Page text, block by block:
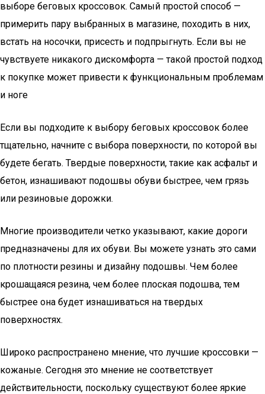
выборе беговых кроссовок. Самый простой способ —
примерить пару выбранных в магазине, походить в них,
встать на носочки, присесть и подпрыгнуть. Если вы не
чувствуете никакого дискомфорта — такой простой подход
к покупке может привести к функциональным проблемам
и ноге
Если вы подходите к выбору беговых кроссовок более
тщательно, начните с выбора поверхности, по которой вы
будете бегать. Твердые поверхности, такие как асфальт и
бетон, изнашивают подошвы обуви быстрее, чем грязь
или резиновые дорожки.
Многие производители четко указывают, какие дороги
предназначены для их обуви. Вы можете узнать это сами
по плотности резины и дизайну подошвы. Чем более
крошащаяся резина, чем более плоская подошва, тем
быстрее она будет изнашиваться на твердых
поверхностях.
Широко распространено мнение, что лучшие кроссовки —
кожаные. Сегодня это мнение не соответствует
действительности, поскольку существуют более яркие